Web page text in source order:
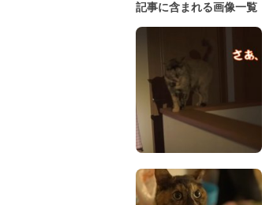
記事に含まれる画像一覧